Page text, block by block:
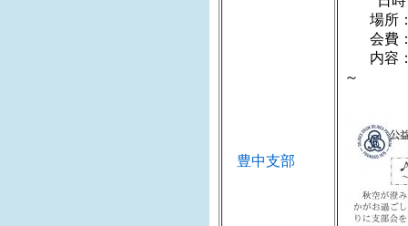
豊中支部
場所
会費
内容：
～